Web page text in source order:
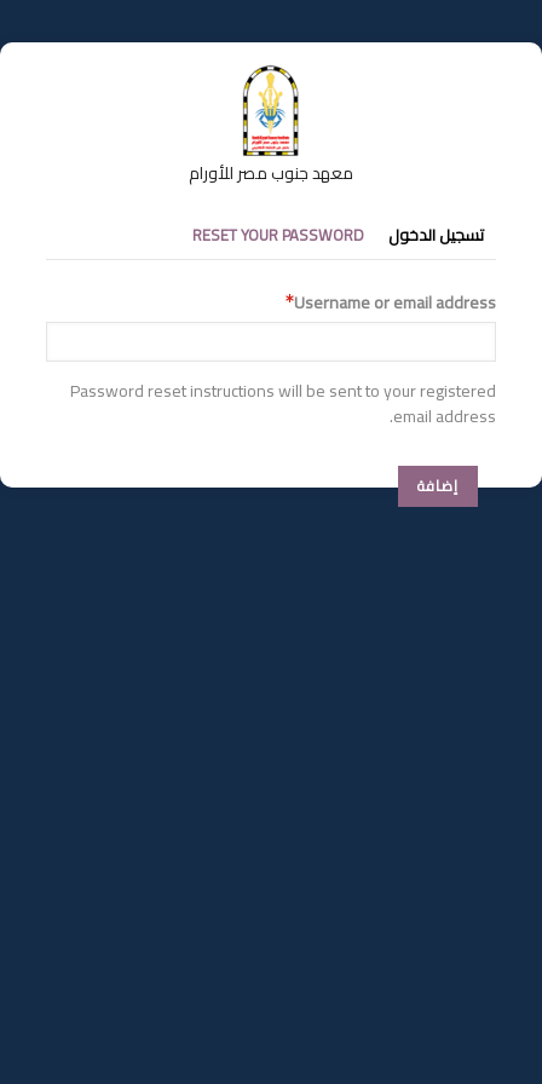
إلى
المحتوى
معهد جنوب مصر للأورام
التبويبات
الأساسية
تسجيل الدخول RESET YOUR PASSWORD
Username or email address
Password reset instructions will be sent to your registered
email address.